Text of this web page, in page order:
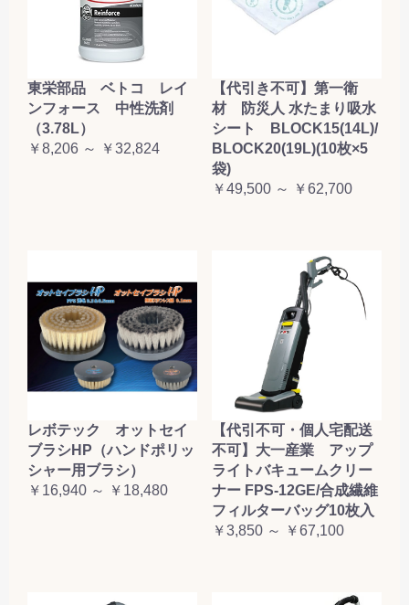
東栄部品 ベトコ レイ
ンフォース 中性洗剤
（3.78L）
￥8,206 ～ ￥32,824
【代引き不可】第一衛
材 防災人 水たまり吸水
シート BLOCK15(14L)/
BLOCK20(19L)(10枚×5
袋)
￥49,500 ～ ￥62,700
レボテック オットセイ
ブラシHP（ハンドポリッ
シャー用ブラシ）
￥16,940 ～ ￥18,480
【代引不可・個人宅配送
不可】大一産業 アップ
ライトバキュームクリー
ナー FPS-12GE/合成繊維
フィルターバッグ10枚入
￥3,850 ～ ￥67,100